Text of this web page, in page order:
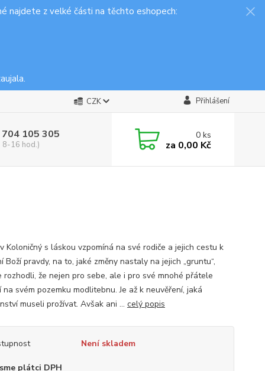
najdete z velké části na těchto eshopech:
CZK Přihlášení
105 305
8-16 hod.)
0ks
za 0,00 Kč
Koloničný s láskou vzpomíná na své rodiče a jejich cestu k
Boží pravdy, na to, jaké změny nastaly na jejich „gruntu“,
rozhodli, že nejen pro sebe, ale i pro své mnohé přátele
na svém pozemku modlitebnu. Je až k neuvěření, jaká
museli prožívat. Avšak ani ... celý popis
Není skladem
plátci DPH